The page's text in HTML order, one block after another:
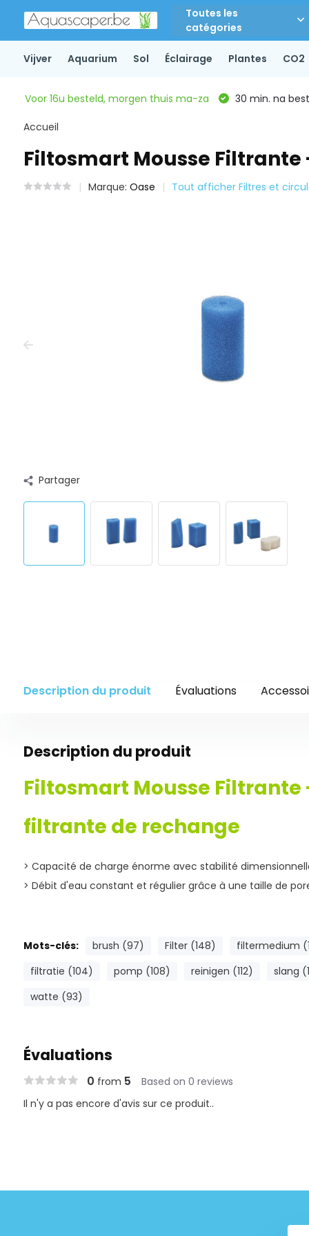
Toutes les
catégories
Vijver Aquarium Sol Éclairage Plantes CO2
Voor 16u besteld, morgen thuis ma-za 30 min. na
Accueil
Filtosmart Mousse
Marque: Oase Tout afficher Filtres et
Partager
Description du produit Évaluations
Description du produit
Filtosmart Mousse Filtrante
filtrante de rechange
> Capacité de charge énorme avec stabilité
> Débit d'eau constant et régulier grâce à une taille de
Mots-clés: brush (97) Filter (148) filtermedium
filtratie (104)
pomp (108) reinigen (112) slang
watte (93)
Évaluations
0 from 5 Based on 0 reviews
Il n'y a pas encore d'avis sur ce produit..